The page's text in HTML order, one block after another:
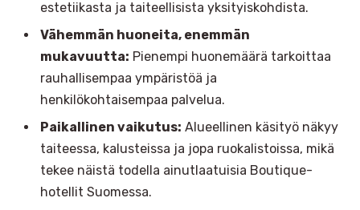
estetiikasta ja taiteellisista yksityiskohdista.
Vähemmän huoneita, enemmän
mukavuutta: Pienempi huonemäärä tarkoittaa
rauhallisempaa ympäristöä ja
henkilökohtaisempaa palvelua.
Paikallinen vaikutus: Alueellinen käsityö näkyy
taiteessa, kalusteissa ja jopa ruokalistoissa, mikä
tekee näistä todella ainutlaatuisia Boutique-
hotellit Suomessa.